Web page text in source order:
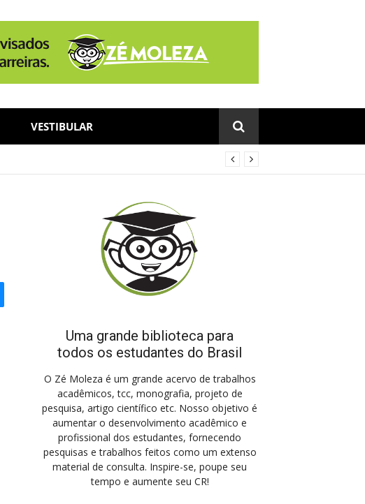
VESTIBULAR
Uma grande biblioteca para
todos os estudantes do Brasil
O Zé Moleza é um grande acervo de trabalhos
acadêmicos, tcc, monografia, projeto de
pesquisa, artigo científico etc. Nosso objetivo é
aumentar o desenvolvimento acadêmico e
profissional dos estudantes, fornecendo
pesquisas e trabalhos feitos como um extenso
material de consulta. Inspire-se, poupe seu
tempo e aumente seu CR!